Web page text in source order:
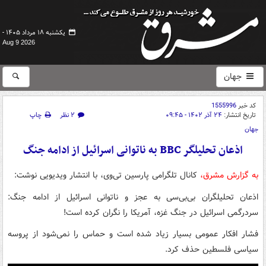
یکشنبه ۱۸ مرداد ۱۴۰۵ -
Aug 9 2026
جهان
کد خبر1555996
تاریخ انتشار: ۲۴ آذر ۱۴۰۲ - ۰۹:۴۵ ۲ نظر
چاپ
جهان
اذعان تحلیلگر BBC به ناتوانی اسرائیل از ادامه جنگ
به گزارش مشرق، کانال تلگرامی پارسین تی‌وی، با انتشار ویدیویی نوشت:
اذعان تحلیلگران بی‌بی‌سی به عجز و ناتوانی اسرائیل از ادامه جنگ:
سردرگمی اسرائیل در جنگ غزه، آمریکا را نگران کرده است!
فشار افکار عمومی بسیار زیاد شده است و حماس را نمی‌شود از پروسه
سیاسی فلسطین حذف کرد.